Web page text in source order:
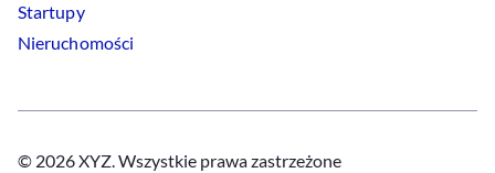
Startupy
Nieruchomości
© 2026 XYZ. Wszystkie prawa zastrzeżone